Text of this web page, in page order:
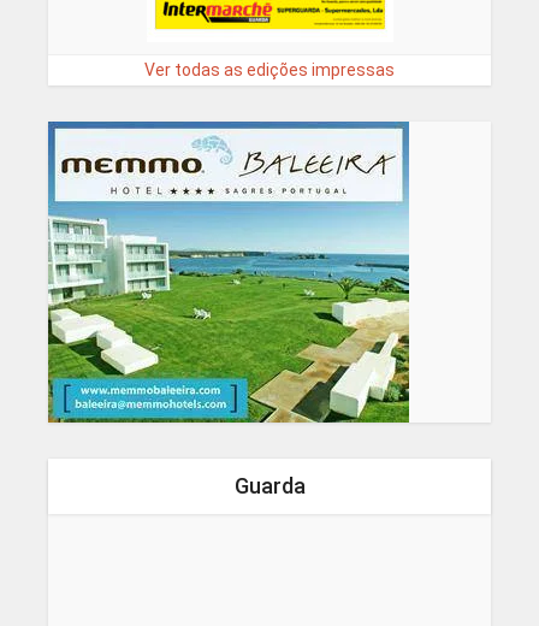
Ver todas as edições impressas
Guarda